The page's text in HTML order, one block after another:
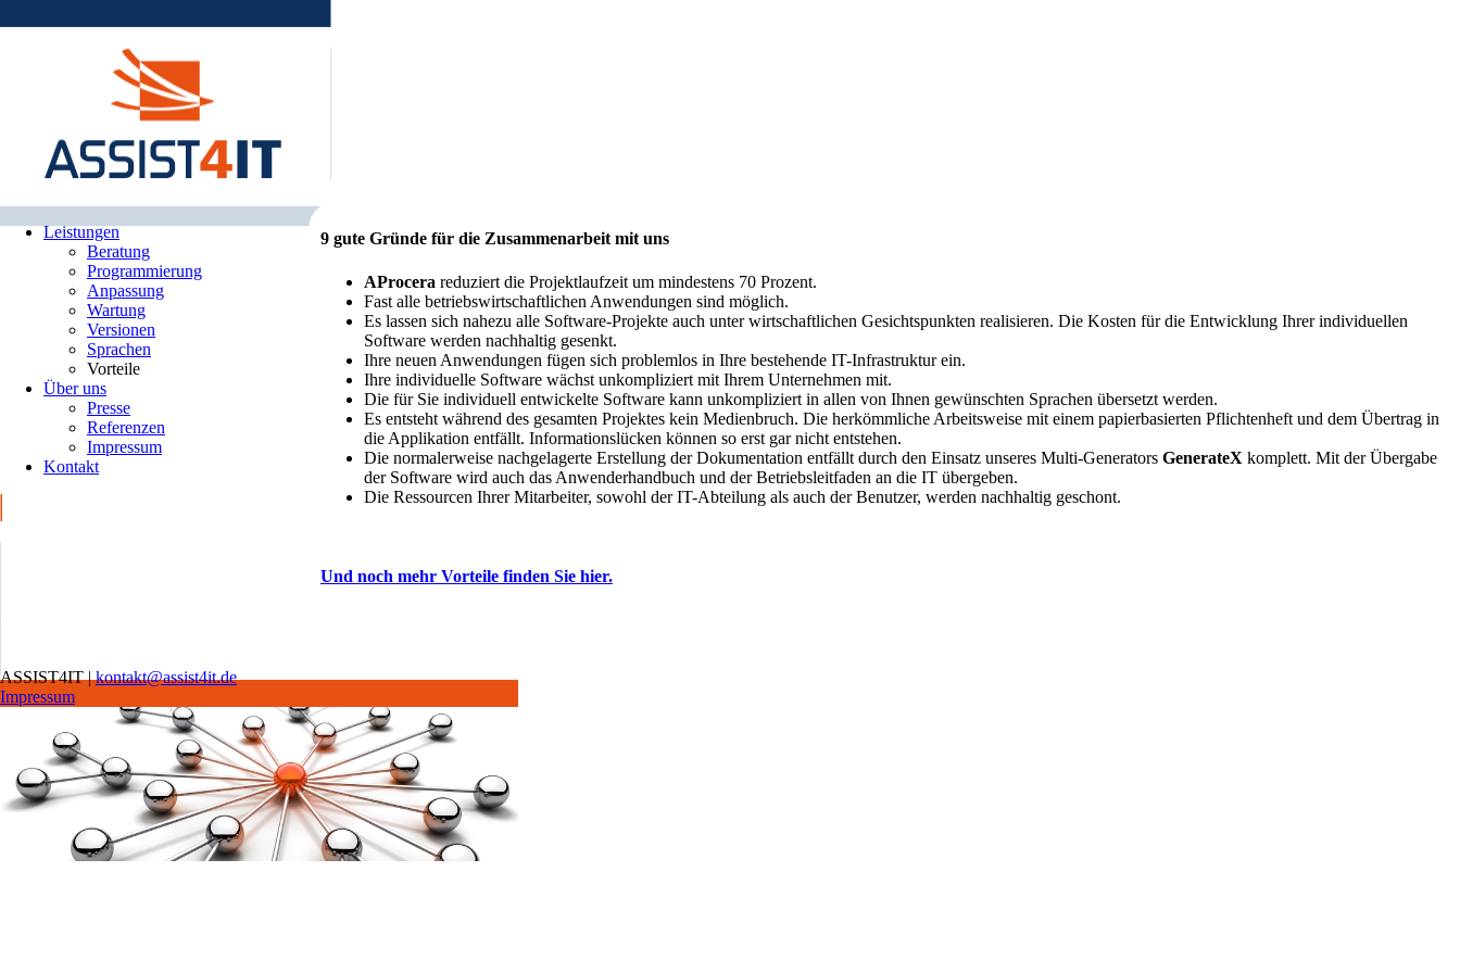
Home
Leistungen
Beratung
Programmierung
Anpassung
Wartung
Versionen
Sprachen
Vorteile
Über uns
Presse
Referenzen
Impressum
Kontakt
9 gute Gründe für die Zusammenarbeit mit uns
AProcera reduziert die Projektlaufzeit um mindestens 70 Prozent.
Fast alle betriebswirtschaftlichen Anwendungen sind möglich.
Es lassen sich nahezu alle Software-Projekte auch unter wirtschaftlichen Gesichtspunkten realisieren. Die Kosten für die Entwicklung Ihrer individuellen
Software werden nachhaltig gesenkt.
Ihre neuen Anwendungen fügen sich problemlos in Ihre bestehende IT-Infrastruktur ein.
Ihre individuelle Software wächst unkompliziert mit Ihrem Unternehmen mit.
Die für Sie individuell entwickelte Software kann unkompliziert in allen von Ihnen gewünschten Sprachen übersetzt werden.
Es entsteht während des gesamten Projektes kein Medienbruch. Die herkömmliche Arbeitsweise mit einem papierbasierten Pflichtenheft und dem Übertrag in
die Applikation entfällt. Informationslücken können so erst gar nicht entstehen.
Die normalerweise nachgelagerte Erstellung der Dokumentation entfällt durch den Einsatz unseres Multi-Generators GenerateX komplett. Mit der Übergabe
der Software wird auch das Anwenderhandbuch und der Betriebsleitfaden an die IT übergeben.
Die Ressourcen Ihrer Mitarbeiter, sowohl der IT-Abteilung als auch der Benutzer, werden nachhaltig geschont.
Und noch mehr Vorteile finden Sie hier.
ASSIST4IT |kontakt@assist4it.de
Impressum